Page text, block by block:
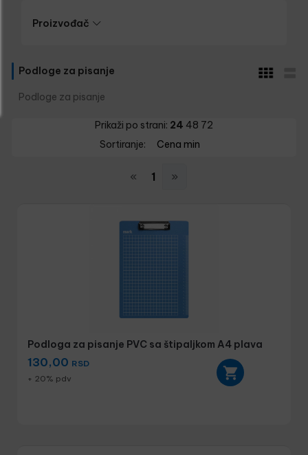
Proizvođač
Podloge za pisanje
Podloge za pisanje
Prikaži po strani: 24 48 72
Sortiranje:
Cena min
« 1 »
Podloga za pisanje PVC sa štipaljkom A4 plava
130,00 RSD
+ 20% pdv